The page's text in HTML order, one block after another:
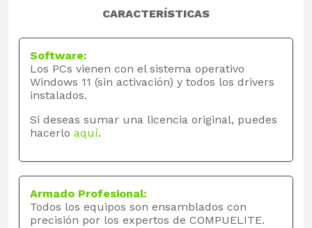
CARACTERÍSTICAS
Software:
Los PCs vienen con el sistema operativo
Windows 11 (sin activación) y todos los drivers
instalados.
Si deseas sumar una licencia original, puedes
hacerlo aquí.
Armado Profesional:
Todos los equipos son ensamblados con
precisión por los expertos de COMPUELITE.